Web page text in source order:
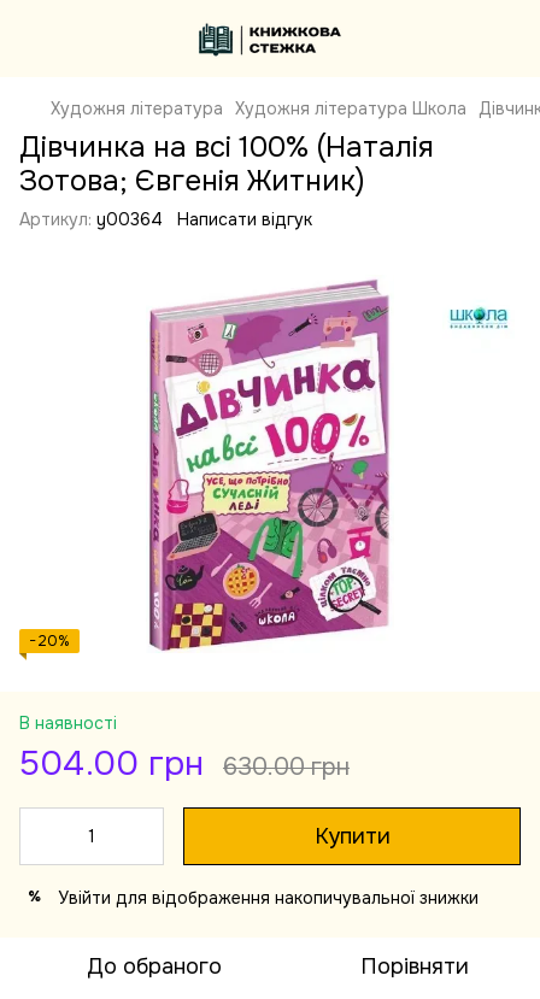
Художня література Художня література Школа
Дівчинка на всі 100% (Наталія
Зотова; Євгенія Житник)
Артикул: y00364 Написати відгук
−20%
В наявності
504.00 грн 630.00 грн
Купити
% Увійти для відображення накопичувальної знижки
До обраного Порівняти